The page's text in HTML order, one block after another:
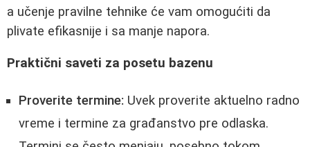
a učenje pravilne tehnike će vam omogućiti da
plivate efikasnije i sa manje napora.
Praktični saveti za posetu bazenu
Proverite termine: Uvek proverite aktuelno radno
vreme i termine za građanstvo pre odlaska.